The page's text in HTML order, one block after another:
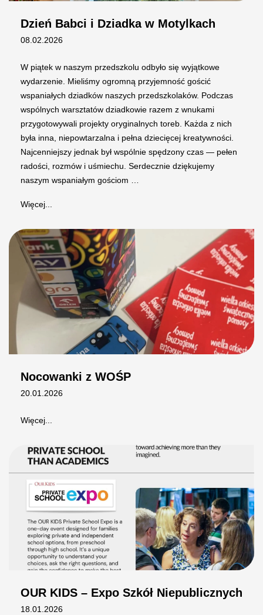
Dzień Babci i Dziadka w Motylkach
08.02.2026
W piątek w naszym przedszkolu odbyło się wyjątkowe
wydarzenie. Mieliśmy ogromną przyjemność gościć
wspaniałych dziadków naszych przedszkolaków. Podczas
wspólnych warsztatów dziadkowie razem z wnukami
przygotowywali projekty oryginalnych toreb. Każda z nich
była inna, niepowtarzalna i pełna dziecięcej kreatywności.
Najcenniejszy jednak był wspólnie spędzony czas — pełen
radości, rozmów i uśmiechu. Serdecznie dziękujemy
naszym wspaniałym gościom …
Więcej...
Nocowanki z WOŚP
20.01.2026
Więcej...
OUR KIDS – Expo Szkół Niepublicznych
18.01.2026